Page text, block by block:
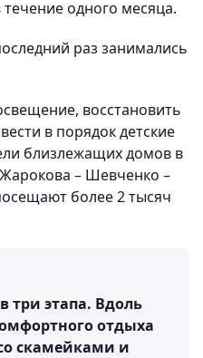
одного месяца.
раз занимались
восстановить
в порядок детские
близлежащих домов в
– Шевченко –
более 2 тысяч
три этапа. Вдоль
отдыха
скамейками и